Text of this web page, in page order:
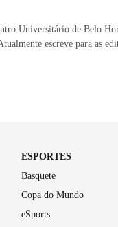
Universitário de Belo
escreve para as
ESPORTES
Basquete
Copa do Mundo
eSports